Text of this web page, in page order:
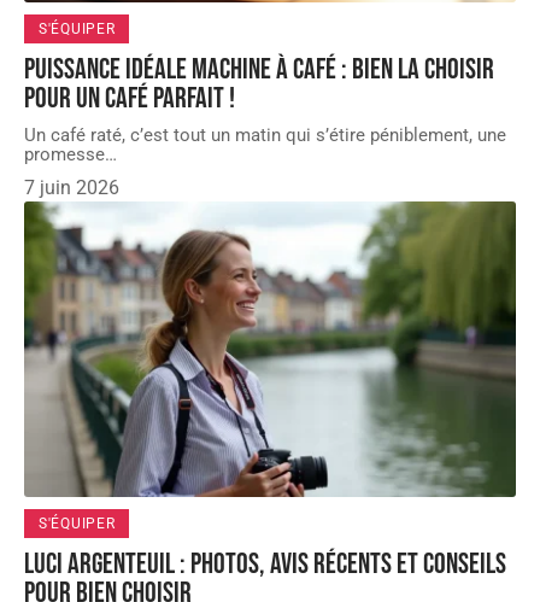
S'ÉQUIPER
Puissance idéale machine à café : bien la choisir
pour un café parfait !
Un café raté, c’est tout un matin qui s’étire péniblement, une
promesse…
7 juin 2026
S'ÉQUIPER
Luci Argenteuil : photos, avis récents et conseils
pour bien choisir